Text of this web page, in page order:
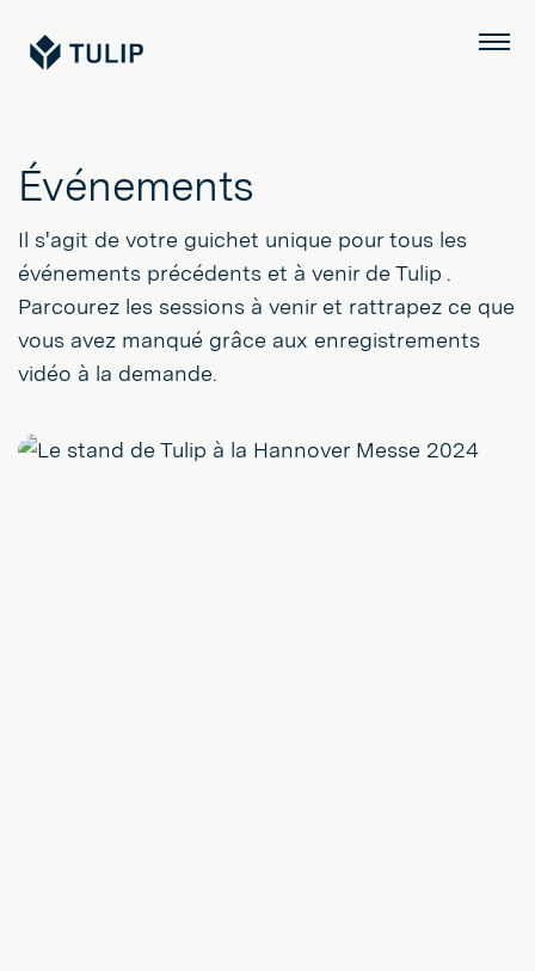
Tulip Menu
Événements
Il s'agit de votre guichet unique pour tous les
événements précédents et à venir de Tulip .
Parcourez les sessions à venir et rattrapez ce que
vous avez manqué grâce aux enregistrements
vidéo à la demande.